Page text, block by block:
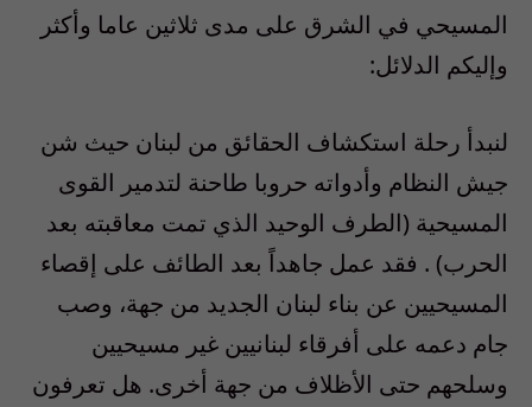
المسيحي في الشرق على مدى ثلاثين عاما وأكثر
وإليكم الدلائل:
لنبدأ رحلة استكشاف الحقائق من لبنان حيث شن
جيش النظام وأدواته حروبا طاحنة لتدمير القوى
المسيحية (الطرف الوحيد الذي تمت معاقبته بعد
الحرب) . فقد عمل جاهداً بعد الطائف على إقصاء
المسيحيين عن بناء لبنان الجديد من جهة، وصب
جام دعمه على أفرقاء لبنانيين غير مسيحيين
وسلحهم حتى الأظلاف من جهة أخرى. هل تعرفون